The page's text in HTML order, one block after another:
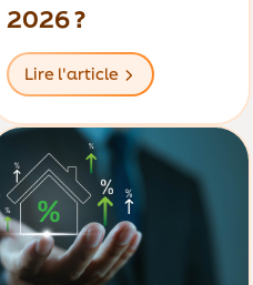
2026 ?
Lire l'article